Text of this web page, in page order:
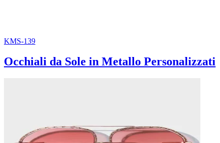
KMS-139
Occhiali da Sole in Metallo Personalizzati